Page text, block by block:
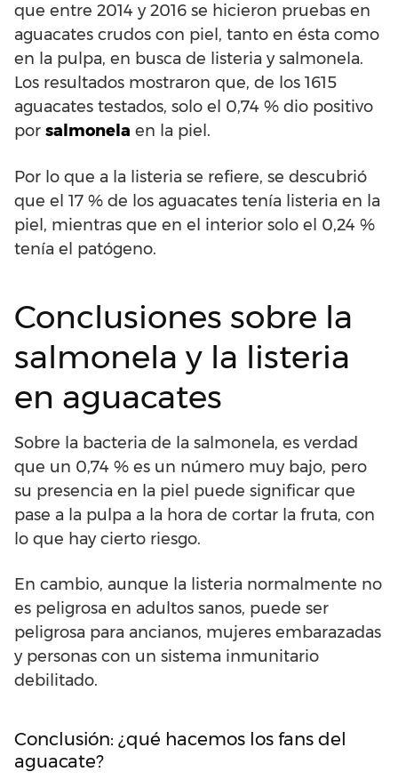
que entre 2014 y 2016 se hicieron pruebas en
aguacates crudos con piel, tanto en ésta como
en la pulpa, en busca de listeria y salmonela.
Los resultados mostraron que, de los 1615
aguacates testados, solo el 0,74 % dio positivo
por salmonela en la piel.
Por lo que a la listeria se refiere, se descubrió
que el 17 % de los aguacates tenía listeria en la
piel, mientras que en el interior solo el 0,24 %
tenía el patógeno.
Conclusiones sobre la
salmonela y la listeria
en aguacates
Sobre la bacteria de la salmonela, es verdad
que un 0,74 % es un número muy bajo, pero
su presencia en la piel puede significar que
pase a la pulpa a la hora de cortar la fruta, con
lo que hay cierto riesgo.
En cambio, aunque la listeria normalmente no
es peligrosa en adultos sanos, puede ser
peligrosa para ancianos, mujeres embarazadas
y personas con un sistema inmunitario
debilitado.
Conclusión: ¿qué hacemos los fans del
aguacate?